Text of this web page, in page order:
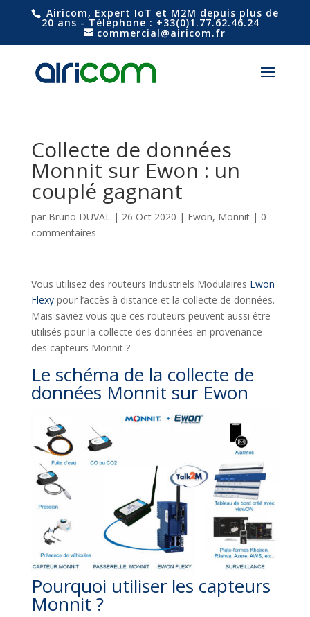
Airicom, Expert IoT et M2M depuis plus de
20 ans - Téléphone : +33(0)1.77.62.46.24
commercial@airicom.fr
Collecte de données
Monnit sur Ewon : un
couplé gagnant
par Bruno DUVAL| 26 Oct 2020 | Ewon, Monnit| 0
commentaires
Vous utilisez des routeurs Industriels Modulaires Ewon
Flexy pour l’accès à distance et la collecte de données.
Mais saviez vous que ces routeurs peuvent aussi être
utilisés pour la collecte des données en provenance
des capteurs Monnit ?
Le schéma de la collecte de
données Monnit sur Ewon
Pourquoi utiliser les capteurs
Monnit ?